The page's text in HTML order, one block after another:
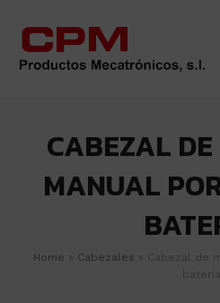
CABEZAL
MANUAL
Home » Cabezales » Cabezal de
batería